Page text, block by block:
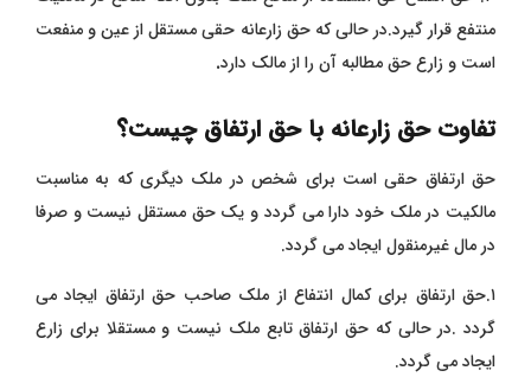
منتفع قرار گیرد.در حالی که حق زارعانه حقی مستقل از عین و منفعت
است و زارع حق مطالبه آن را از مالک دارد.
تفاوت حق زارعانه با حق ارتفاق چیست؟
حق ارتفاق حقی است برای شخص در ملک دیگری که به مناسبت
مالکیت در ملک خود دارا می گردد و یک حق مستقل نیست و صرفا
در مال غیرمنقول ایجاد می گردد.
۱.حق ارتفاق برای کمال انتفاع از ملک صاحب حق ارتفاق ایجاد می
گردد .در حالی که حق ارتفاق تابع ملک نیست و مستقلا برای زارع
ایجاد می گردد.